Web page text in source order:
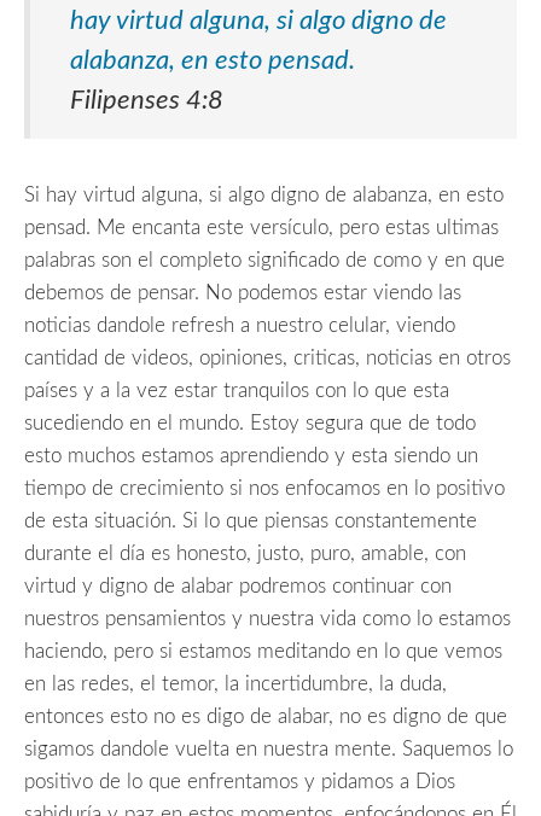
hay virtud alguna, si algo digno de
alabanza, en esto pensad.
Filipenses 4:8
Si hay virtud alguna, si algo digno de alabanza, en esto
pensad. Me encanta este versículo, pero estas ultimas
palabras son el completo significado de como y en que
debemos de pensar. No podemos estar viendo las
noticias dandole refresh a nuestro celular, viendo
cantidad de videos, opiniones, criticas, noticias en otros
países y a la vez estar tranquilos con lo que esta
sucediendo en el mundo. Estoy segura que de todo
esto muchos estamos aprendiendo y esta siendo un
tiempo de crecimiento si nos enfocamos en lo positivo
de esta situación. Si lo que piensas constantemente
durante el día es honesto, justo, puro, amable, con
virtud y digno de alabar podremos continuar con
nuestros pensamientos y nuestra vida como lo estamos
haciendo, pero si estamos meditando en lo que vemos
en las redes, el temor, la incertidumbre, la duda,
entonces esto no es digo de alabar, no es digno de que
sigamos dandole vuelta en nuestra mente. Saquemos lo
positivo de lo que enfrentamos y pidamos a Dios